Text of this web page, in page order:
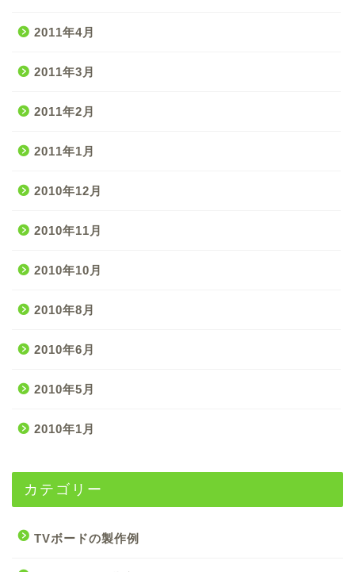
2011年4月
2011年3月
2011年2月
2011年1月
2010年12月
2010年11月
2010年10月
2010年8月
2010年6月
2010年5月
2010年1月
カテゴリー
TVボードの製作例